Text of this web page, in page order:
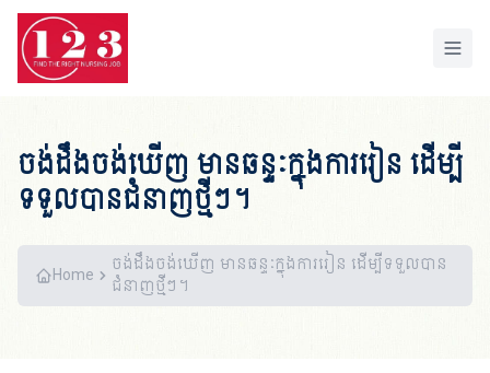
Home
ចង់ដឹងចង់ឃើញ មានឆន្ទៈក្នុងការរៀន ដើម្បី
ទទួលបានជំនាញថ្មីៗ។
Home
ចង់ដឹងចង់ឃើញ មានឆន្ទៈក្នុងការរៀន ដើម្បីទទួលបាន
ជំនាញថ្មីៗ។